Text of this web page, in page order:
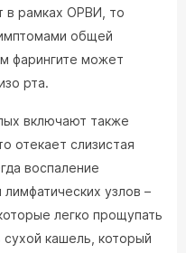
в рамках ОРВИ, то
общей
фарингите может
рта.
включают также
отекает слизистая
воспаление
узлов –
легко прощупать
кашель, который